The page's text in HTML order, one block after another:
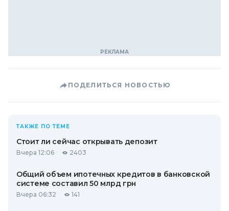
ПОДЕЛИТЬСЯ НОВОСТЬЮ
ТАКЖЕ ПО ТЕМЕ
Стоит ли сейчас открывать депозит
Вчера 12:06 2403
Общий объем ипотечных кредитов в банковской
системе составил 50 млрд грн
Вчера 06:32 141